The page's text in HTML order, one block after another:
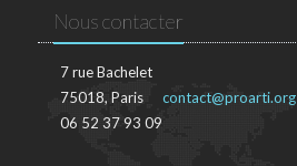
Nous contacter
7 rue Bachelet
75018, Paris
06 52 37 93 09
contact@proarti.org